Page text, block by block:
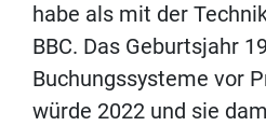
habe als mit der
BBC. Das Geburtsjahr
Buchungssysteme vor
würde 2022 und sie